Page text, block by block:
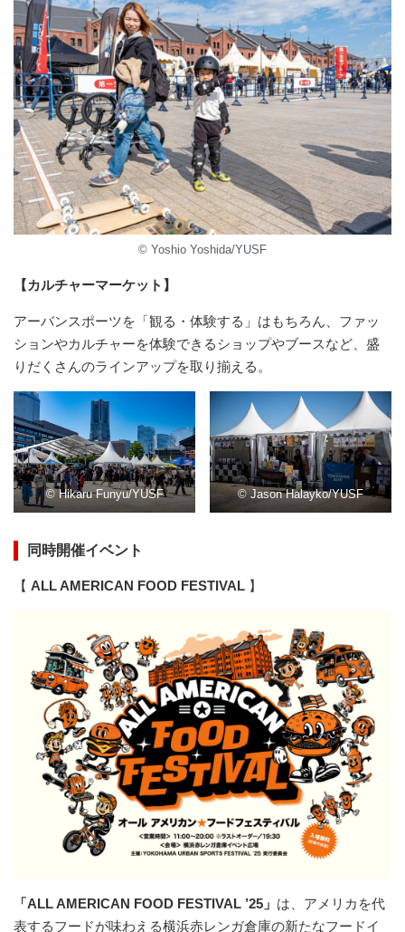
© Yoshio Yoshida/YUSF
【カルチャーマーケット】
アーバンスポーツを「観る・体験する」はもちろん、ファッ
ションやカルチャーを体験できるショップやブースなど、盛
りだくさんのラインアップを取り揃える。
© Hikaru Funyu/YUSF © Jason Halayko/YUSF
同時開催イベント
【 ALL AMERICAN FOOD FESTIVAL 】
「ALL AMERICAN FOOD FESTIVAL ’25」 は、アメリカを代
表するフードが味わえる横浜赤レンガ倉庫の新たなフードイ